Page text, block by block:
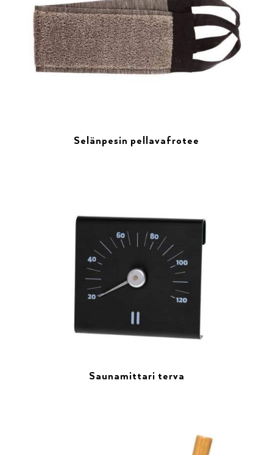
Selänpesin pellavafrotee
Saunamittari terva